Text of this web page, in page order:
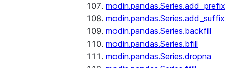
modin.pandas.Series.add_prefix
modin.pandas.Series.add_suffix
modin.pandas.Series.backfill
modin.pandas.Series.bfill
modin.pandas.Series.dropna